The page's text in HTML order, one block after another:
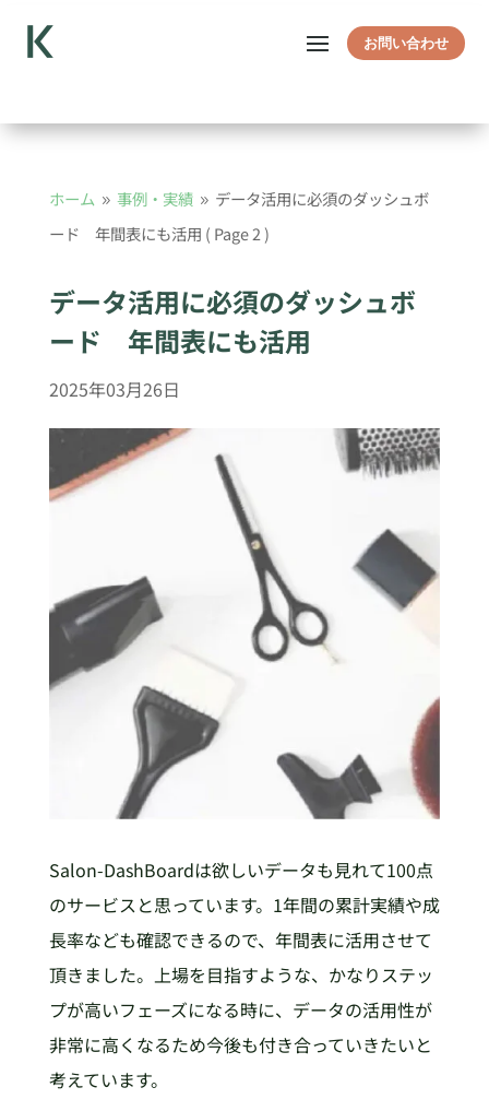
お問い合わせ
ホーム 9 事例・実績 9 データ活用に必須のダッシュボ
ード 年間表にも活用 ( Page 2 )
データ活用に必須のダッシュボ
ード 年間表にも活用
2025年03月26日
Salon-DashBoardは欲しいデータも見れて100点
のサービスと思っています。1年間の累計実績や成
長率なども確認できるので、年間表に活用させて
頂きました。上場を目指すような、かなりステッ
プが高いフェーズになる時に、データの活用性が
非常に高くなるため今後も付き合っていきたいと
考えています。